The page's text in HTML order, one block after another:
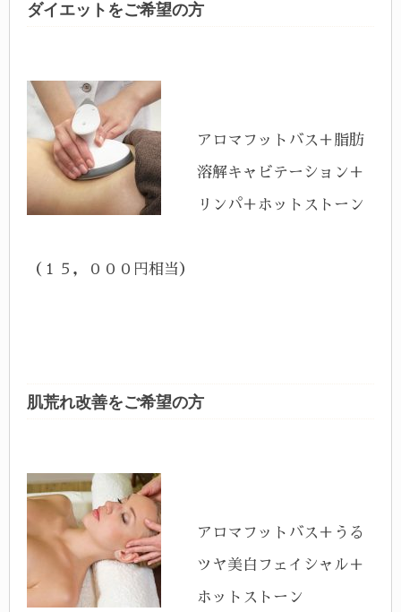
ダイエットをご希望の方
アロマフットバス＋脂肪
溶解キャビテーション＋
リンパ＋ホットストーン
（１５，０００円相当）
肌荒れ改善をご希望の方
アロマフットバス＋うる
ツヤ美白フェイシャル＋
ホットストーン